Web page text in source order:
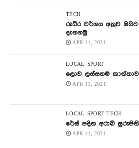
TECH
රුධිර වර්ගය අනුව ඔබට
දැනගමු
APR 11, 2021
LOCAL SPORT
ලොව ලස්සනම
APR 11, 2021
LOCAL SPORT TECH
රේස් පදින අරාබි
APR 11, 2021